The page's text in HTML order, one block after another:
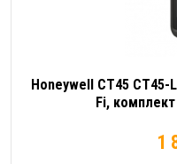
Honeywell CT45 CT45-
Fi,
1